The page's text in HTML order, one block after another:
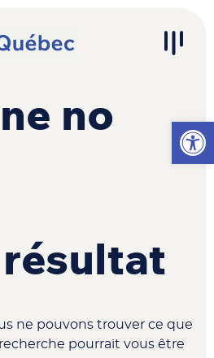
Ouvrir
principale
no
ne pouvons trouver ce que
pourrait vous être